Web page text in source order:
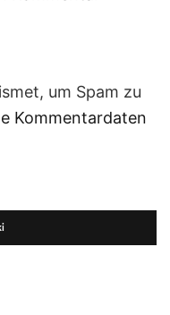
um Spam zu
Kommentardaten